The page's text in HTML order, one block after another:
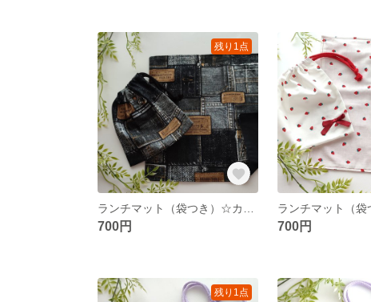
残り1点
700円 700円
残り1点